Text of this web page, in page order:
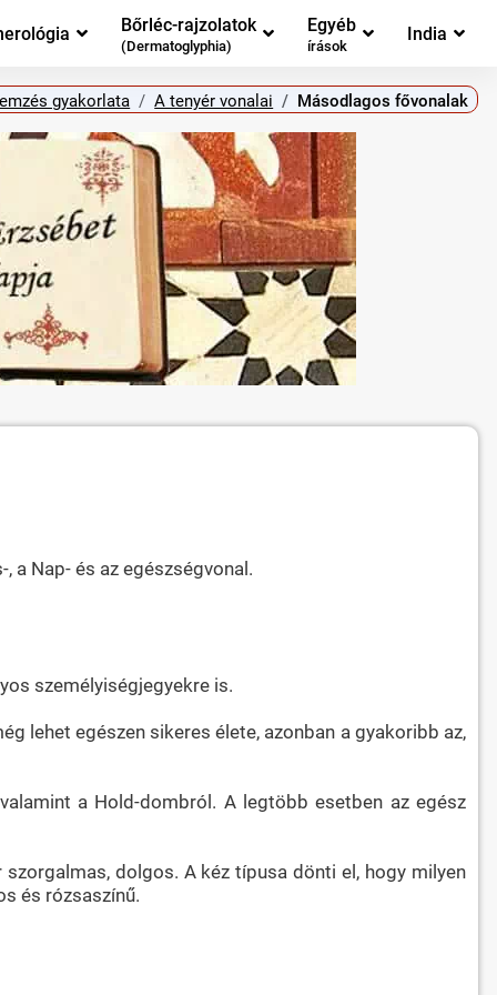
Bőrléc-rajzolatok
(Dermatoglyphia)
Egyéb
írások
India
gyakorlata A tenyér vonalai Másodlagos fővonalak
a Nap- és az egészségvonal.
személyiségjegyekre is.
lehet egészen sikeres élete, azonban a gyakoribb az,
a Hold-dombról. A legtöbb esetben az egész
dolgos. A kéz típusa dönti el, hogy milyen
és rózsaszínű.